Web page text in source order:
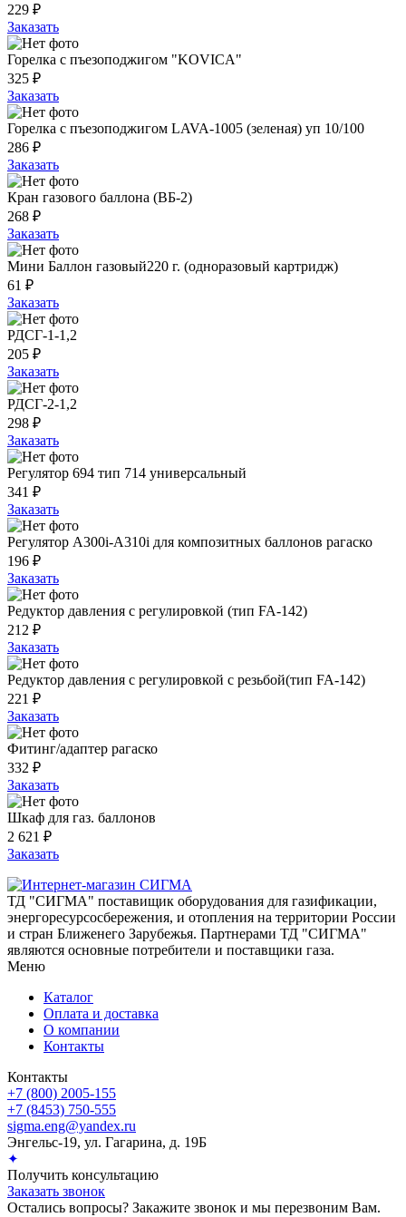
229 ₽
Заказать
Горелка с пъезоподжигом "KOVICA"
325 ₽
Заказать
Горелка с пъезоподжигом LAVA-1005 (зеленая) уп 10/100
286 ₽
Заказать
Кран газового баллона (ВБ-2)
268 ₽
Заказать
Мини Баллон газовый220 г. (одноразовый картридж)
61 ₽
Заказать
РДСГ-1-1,2
205 ₽
Заказать
РДСГ-2-1,2
298 ₽
Заказать
Регулятор 694 тип 714 универсальный
341 ₽
Заказать
Регулятор A300i-A310i для композитных баллонов рагаско
196 ₽
Заказать
Редуктор давления с регулировкой (тип FA-142)
212 ₽
Заказать
Редуктор давления с регулировкой с резьбой(тип FA-142)
221 ₽
Заказать
Фитинг/адаптер рагаско
332 ₽
Заказать
Шкаф для газ. баллонов
2 621 ₽
Заказать
ТД "СИГМА" поставищик оборудования для газификации,
энергоресурсосбережения, и отопления на территории России
и стран Ближенего Зарубежья. Партнерами ТД "СИГМА"
являются основные потребители и поставщики газа.
Меню
Каталог
Оплата и доставка
О компании
Контакты
Контакты
+7 (800) 2005-155
+7 (8453) 750-555
sigma.eng@yandex.ru
Энгельс-19, ул. Гагарина, д. 19Б
✦
Получить консультацию
Заказать звонок
Остались вопросы? Закажите звонок и мы перезвоним Вам.